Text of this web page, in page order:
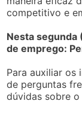
competitivo e
Nesta segunda
de emprego:
Para auxiliar os
de perguntas
dúvidas sobre